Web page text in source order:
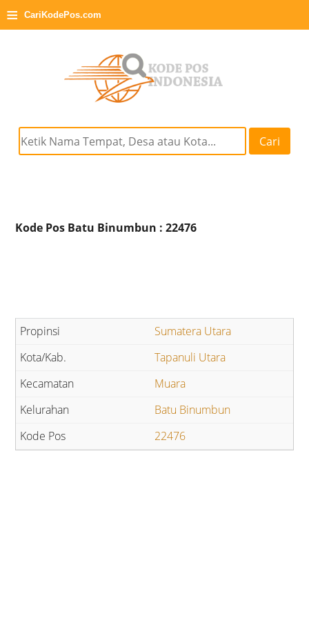
≡ CariKodePos.com
Cari
Kode Pos Batu Binumbun : 22476
Sumatera Utara
Tapanuli Utara
Muara
Batu Binumbun
22476